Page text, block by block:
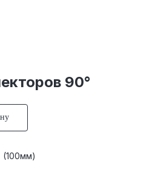
90°
(100мм)